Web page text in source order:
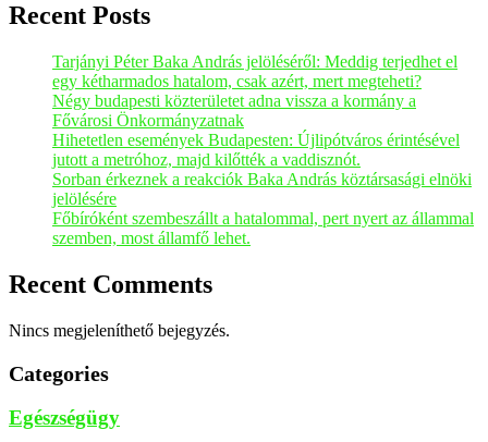
Recent Posts
Tarjányi Péter Baka András jelöléséről: Meddig terjedhet el
egy kétharmados hatalom, csak azért, mert megteheti?
Négy budapesti közterületet adna vissza a kormány a
Fővárosi Önkormányzatnak
Hihetetlen események Budapesten: Újlipótváros érintésével
jutott a metróhoz, majd kilőtték a vaddisznót.
Sorban érkeznek a reakciók Baka András köztársasági elnöki
jelölésére
Főbíróként szembeszállt a hatalommal, pert nyert az állammal
szemben, most államfő lehet.
Recent Comments
Nincs megjeleníthető bejegyzés.
Categories
Egészségügy